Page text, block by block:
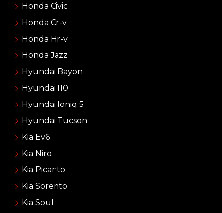
Honda Civic
Honda Cr-v
Honda Hr-v
Honda Jazz
Hyundai Bayon
Hyundai I10
Hyundai Ioniq 5
Hyundai Tucson
Kia Ev6
Kia Niro
Kia Picanto
Kia Sorento
Kia Soul